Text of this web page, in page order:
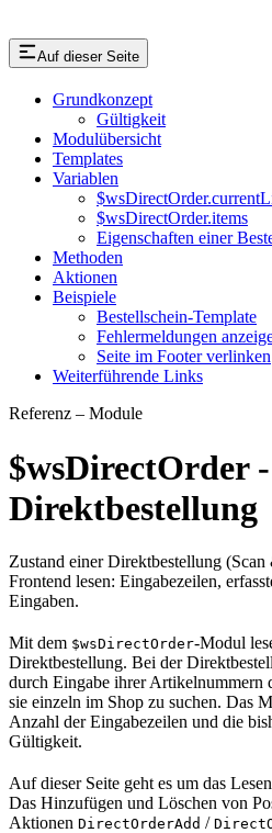
Auf dieser Seite
Grundkonzept
Gültigkeit
Modulübersicht
Templates
Variablen
$wsDirectOrder.items
Eigenschaften einer
Methoden
Aktionen
Beispiele
Bestellschein-Template
Fehlermeldungen
Seite im Footer verlinken
Weiterführende Links
Referenz – Module
$wsDirectOrder -
Direktbestellung
Zustand einer Direktbestellung
Frontend lesen: Eingabezeilen,
Eingaben.
Mit dem $wsDirectOrder-Modul
Direktbestellung. Bei der
durch Eingabe ihrer Artikelnummern
sie einzeln im Shop zu suchen. Das
Anzahl der Eingabezeilen und die
Gültigkeit.
Auf dieser Seite geht es um das
Das Hinzufügen und Löschen von
Aktionen DirectOrderAdd /